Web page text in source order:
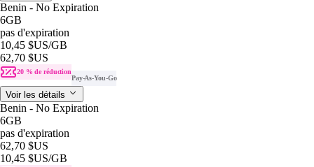
Benin - No Expiration
6GB
pas d'expiration
10,45 $US/GB
62,70 $US
20 % de réduction
Pay-As-You-Go
Voir les détails
Benin - No Expiration
6GB
pas d'expiration
62,70 $US
10,45 $US/GB